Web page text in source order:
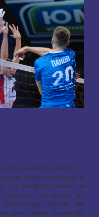
mieszkańców Surgutu, i
Tiumeń nie byliby w
co mogłoby pomóc w
nie można nic
bezkrwawy, dotarła tak
jest daleko nawet dla